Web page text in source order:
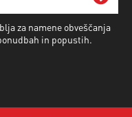
za namene obveščanja
in popustih.